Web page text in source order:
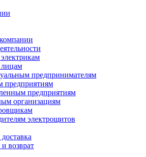
предпринимателям
предприятиям
предприятиям
организациям
электрощитов
возврат